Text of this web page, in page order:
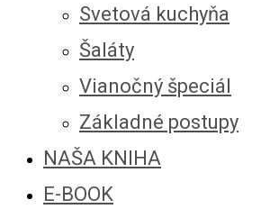
Svetová kuchyňa
Šaláty
Vianočný špeciál
Základné postupy
NAŠA KNIHA
E-BOOK